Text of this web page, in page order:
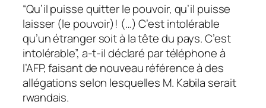
“Qu’il puisse quitter le pouvoir, qu’il puisse
laisser (le pouvoir)! (…) C’est intolérable
qu’un étranger soit à la tête du pays. C’est
intolérable”, a-t-il déclaré par téléphone à
l’AFP, faisant de nouveau référence à des
allégations selon lesquelles M. Kabila serait
rwandais.